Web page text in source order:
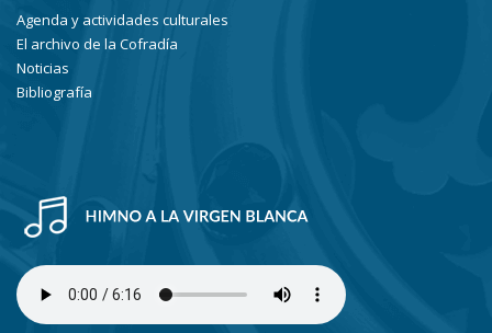
Agenda y actividades culturales
El archivo de la Cofradía
Noticias
Bibliografía